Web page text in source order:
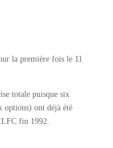
la première fois le 11
totale puisque six
options) ont déjà été
fin 1992.